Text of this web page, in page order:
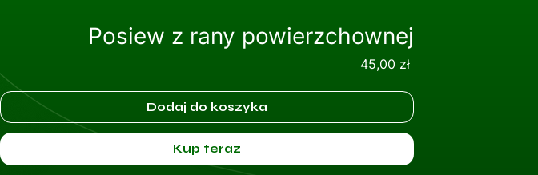
Posiew z rany powierzchownej
45,00 złCena
Dodaj do koszyka
Kup teraz